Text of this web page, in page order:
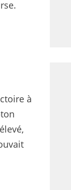
à